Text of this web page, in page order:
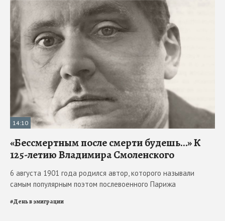
14:10
«Бессмертным после смерти будешь…» К
125-летию Владимира Смоленского
6 августа 1901 года родился автор, которого называли
самым популярным поэтом послевоенного Парижа
#День в эмиграции